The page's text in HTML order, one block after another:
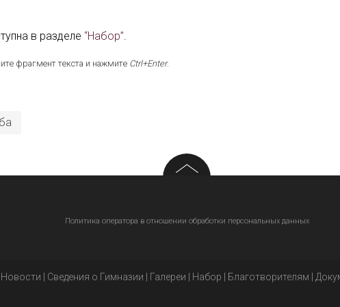
в разделе “Набор”
фрагмент текста и нажмите Ctrl+Enter.
Политика оператора в отношении обработки персональных данных
Новости | Сведения о Гимназии | Галереи | Набор | Благотворителям |